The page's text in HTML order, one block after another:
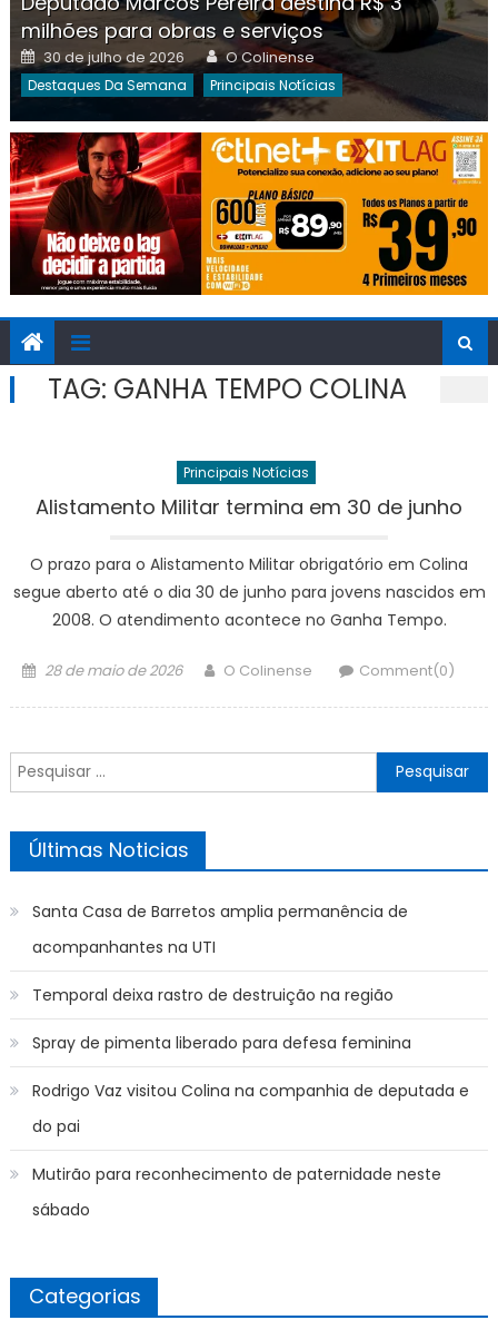
milhões para obras e serviços
Posted
on
30 de julho de 2026 Author
O Colinense
Destaques Da Semana Principais Notícias
TAG: GANHA TEMPO COLINA
Principais Notícias
Alistamento Militar termina em 30 de junho
O prazo para o Alistamento Militar obrigatório em Colina
segue aberto até o dia 30 de junho para jovens nascidos em
2008. O atendimento acontece no Ganha Tempo.
Posted
28 de maio de 2026 Author
O Colinense Comment(0)
Pesquisar
por:
Últimas Noticias
Santa Casa de Barretos amplia permanência de
acompanhantes na UTI
Temporal deixa rastro de destruição na região
Spray de pimenta liberado para defesa feminina
Rodrigo Vaz visitou Colina na companhia de deputada e
do pai
Mutirão para reconhecimento de paternidade neste
sábado
Categorias